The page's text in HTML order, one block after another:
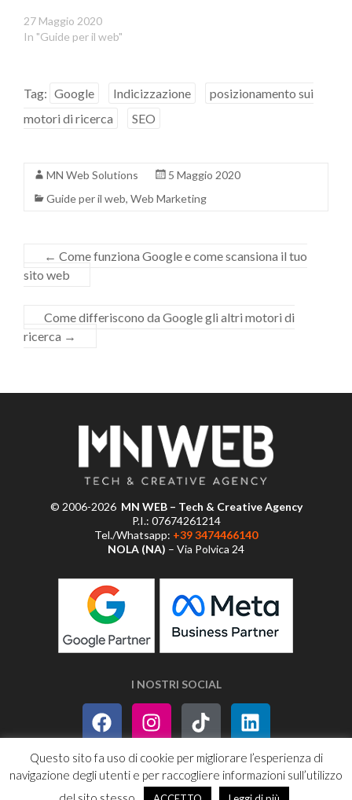
27 Maggio 2020
In "Guide per il web"
Tag: Google Indicizzazione
posizionamento sui
motori di ricerca
SEO
MN Web Solutions
5 Maggio 2020
Guide per il web, Web Marketing
← Come funziona Google e come scansiona il tuo
sito web
Come differiscono da Google gli altri motori di
ricerca →
© 2006-2026 MN WEB – Tech & Creative Agency
P.I.: 07674261214
Tel./Whatsapp: +39 3474466140
NOLA (NA) – Via Polvica 24
I NOSTRI SOCIAL
PRIVACY POLICY SITEMAP RSS
Questo sito fa uso di cookie per migliorare l’esperienza di
navigazione degli utenti e per raccogliere informazioni sull’utilizzo